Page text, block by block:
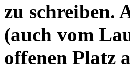
zu schreiben.
(auch vom
offenen Platz